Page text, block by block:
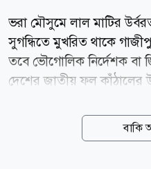
ভরা মৌসুমে লাল মাটির
সুগন্ধিতে মুখরিত থাকে
তবে ভৌগোলিক নির্দেশক বা
দেশের জাতীয় ফল কাঁঠালের
বাগানে পঁচে নষ্ট হয় বিপুল
গল্প বদলে দিতে এবার
বাকি